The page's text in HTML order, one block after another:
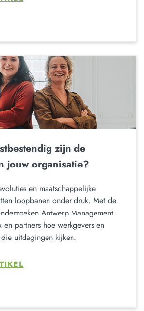
zijn de
jouw organisatie?
en maatschappelijke
loopbanen onder druk. Met de
Antwerp Management
partners hoe werkgevers en
uitdagingen kijken.